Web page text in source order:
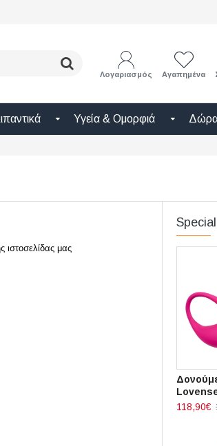
Λογαριασμός Αγαπημένα
Υγεία & Ομορφιά Δώρα
ιστοσελίδας μας
118,90€